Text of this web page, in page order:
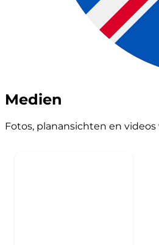
Medien
Fotos, planansichten en videos